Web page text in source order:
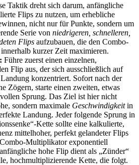
Taktik dreht sich darum, anfängliche
Flips zu nutzen, um erhebliche
nicht nur für Punkte, sondern um
Serie von niedrigeren, schnelleren,
Flips aufzubauen, die den Combo-
kurzer Zeit maximieren.
Führe zuerst einen einzelnen,
Flip aus, der sich ausschließlich auf
konzentriert. Sofort nach der
Zögern, starte einen zweiten, etwas
Sprung. Das Ziel ist hier nicht
sondern maximale Geschwindigkeitin
Landung. Jeder folgende Sprung in
Kette sollte eine kalkulierte,
mittelhoher, perfekt gelandeter Flips
Multiplikator exponentiell
hohe Flip dient als „Zünder“
hochmultiplizierende Kette, die folgt.